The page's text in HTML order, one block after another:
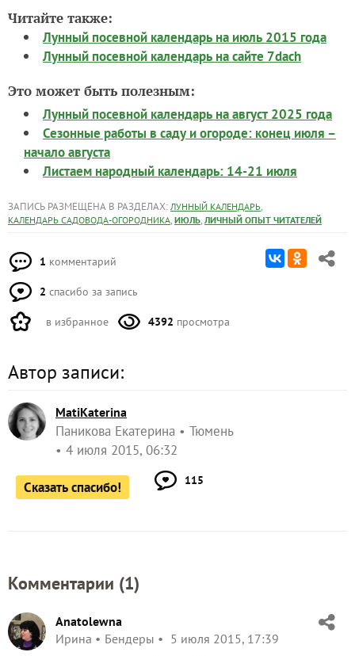
Читайте также:
Лунный посевной календарь на июль 2015 года
Лунный посевной календарь на сайте 7dach
Это может быть полезным:
Лунный посевной календарь на август 2025 года
Сезонные работы в саду и огороде: конец июля –
начало августа
Листаем народный календарь: 14-21 июля
ЗАПИСЬ РАЗМЕЩЕНА В РАЗДЕЛАХ: ЛУННЫЙ КАЛЕНДАРЬ,
КАЛЕНДАРЬ САДОВОДА-ОГОРОДНИКА, ИЮЛЬ, ЛИЧНЫЙ ОПЫТ ЧИТАТЕЛЕЙ
1 комментарий
2 спасибо за запись
в избранное 4392 просмотра
Автор записи:
MatiKaterina
Паникова Екатерина
Тюмень
4 июля 2015, 06:32
Сказать спасибо! 115
Комментарии (1)
Anatolewna
Ирина
Бендеры 5 июля 2015, 17:39